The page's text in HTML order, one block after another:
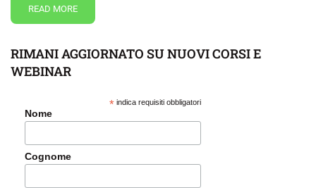
READ MORE
RIMANI AGGIORNATO SU NUOVI CORSI E
WEBINAR
*indica requisiti obbligatori
Nome
Cognome